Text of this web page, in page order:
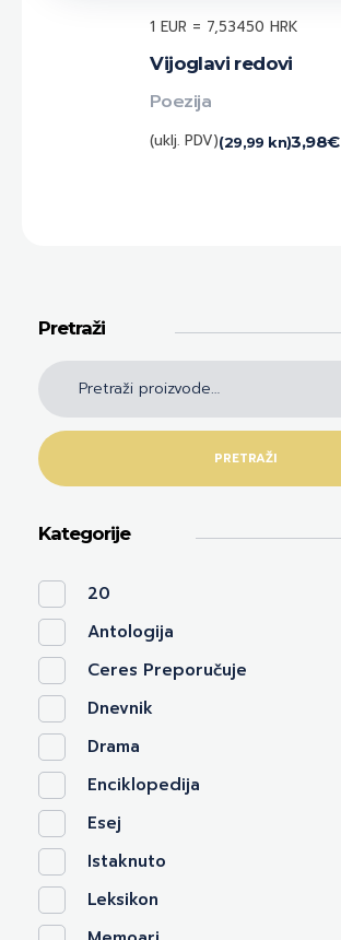
Vijoglavi redovi
3,98€
(29,99 kn)
(uklj. PDV)
Poezija
1 EUR = 7,53450 HRK
Pretraži
PRETRAŽI
Kategorije
20
Antologija
Ceres Preporučuje
Dnevnik
Drama
Enciklopedija
Esej
Istaknuto
Leksikon